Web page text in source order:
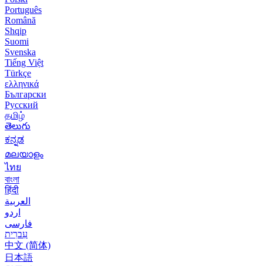
Português
Română
Shqip
Suomi
Svenska
Tiếng Việt
Türkçe
ελληνικά
Български
Русский
தமிழ்
తెలుగు
ಕನ್ನಡ
മലയാളം
ไทย
বাংলা
हिंदी
العربية
اردو
فارسی
עִברִית
中文 (简体)
日本語